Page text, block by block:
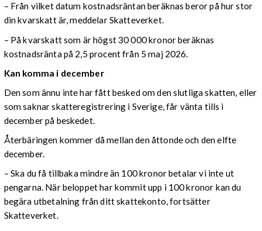
– Från vilket datum kostnadsräntan beräknas beror på hur stor
din kvarskatt är, meddelar Skatteverket.
– På kvarskatt som är högst 30 000 kronor beräknas
kostnadsränta på 2,5 procent från 5 maj 2026.
Kan komma i december
Den som ännu inte har fått besked om den slutliga skatten, eller
som saknar skatteregistrering i Sverige, får vänta tills i
december på beskedet.
Återbäringen kommer då mellan den åttonde och den elfte
december.
– Ska du få tillbaka mindre än 100 kronor betalar vi inte ut
pengarna. När beloppet har kommit upp i 100 kronor kan du
begära utbetalning från ditt skattekonto, fortsätter
Skatteverket.